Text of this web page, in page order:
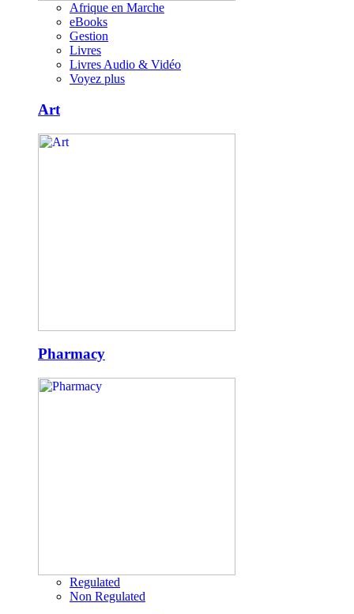
Afrique en Marche
eBooks
Gestion
Livres
Livres Audio & Vidéo
Voyez plus
Art
Pharmacy
Regulated
Non Regulated